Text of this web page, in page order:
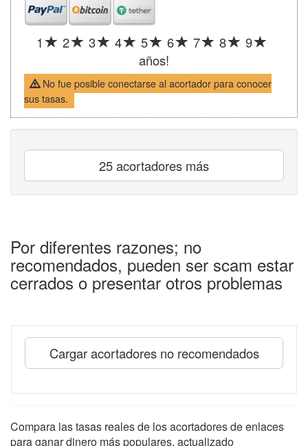
1 2 3 4 5 6 7 8
9
años!
No fue posible conectarse al acortador para conocer
sus tasas.
25 acortadores más
Por diferentes razones; no
recomendados, pueden ser scam estar
cerrados o presentar otros problemas
Cargar acortadores no recomendados
Compara las tasas reales de los acortadores de enlaces
para ganar dinero más populares, actualizado